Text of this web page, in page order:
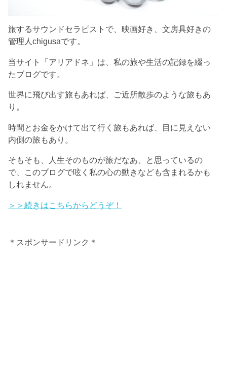
旅するサウンドセラピストで、映画好き、文房具好きの
管理人chigusaです。
当サイト「アリアドネ」は、私の旅や生活の記録を綴っ
たブログです。
世界に飛び出す旅もあれば、ご近所散歩のような旅もあ
り。
時間とお金をかけて出て行く旅もあれば、目に見えない
内側の旅もあり。
そもそも、人生そのものが旅だなあ、と思っているの
で、このブログで呟く私の心の動きなども含まれるかも
しれません。
＞＞続きはこちらからどうぞ！
＊スポンサードリンク＊